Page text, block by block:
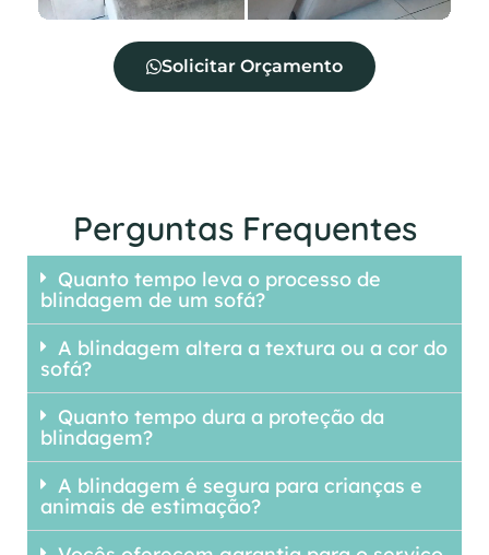
Solicitar Orçamento
Perguntas Frequentes
Quanto tempo leva o processo de
blindagem de um sofá?
A blindagem altera a textura ou a cor do
sofá?
Quanto tempo dura a proteção da
blindagem?
A blindagem é segura para crianças e
animais de estimação?